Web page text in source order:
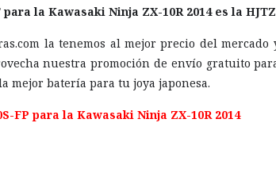
la Kawasaki Ninja ZX-10R 2014 es la
la tenemos al mejor precio del
nuestra promoción de envío gratuito
mejor batería para tu joya japonesa.
FP para la Kawasaki Ninja ZX-10R 2014